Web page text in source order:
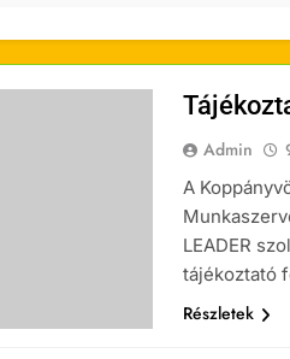
Admin
A
LEADER
tájékoztató
Részletek